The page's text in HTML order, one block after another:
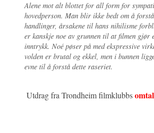
Alene mot alt blottet for all form for
hovedperson. Man blir ikke bedt om å
handlinger, årsakene til hans nihilisme
er kanskje noe av grunnen til at filmen gjør
inntrykk. Noé pøser på med ekspressive
volden er brutal og ekkel, men i bunnen
evne til å forstå dette raseriet.
Utdrag fra Trondheim filmklubbs